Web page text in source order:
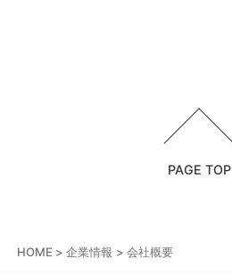
PAGE TOP
HOME 企業情報 会社概要